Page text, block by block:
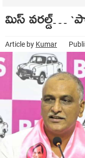
మిస్ వ‌రల్డ్…
Article by Kumar